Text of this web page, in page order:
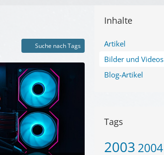
Suche nach Tags
Inhalte
Artikel
Bilder und Videos
Blog-Artikel
Tags
2003 2004